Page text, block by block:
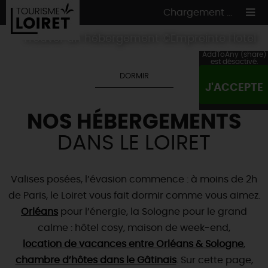
Chargement ...
VOS ENVIES
LES INCONTOURNABLESMADE IN LOIRET
HÉBERGEMENTS
HÉBERGEMENTS
RÉSERVERMAINTENANT
CULTURE
VILLES & VILLAGES
TOUTES LES VISITES
TOUS ÀL'EAU !
EN MODENATURE& AVENTURE
...ET AUSSI
Où manger
Maîtresrestaurateurs
marchés
Artistes et Artisans d'Art
Nosspécialités du terroir etproducteurs
Téléchargez le Guide de l'été 2026 🤽🌞
Avis de fraicheur ici pour éviter la chaleur 🥵
TOURISME &HANDICAP
DORMIR
NOS HÉBERGEMENTS
DANS LE LOIRET
Valises posées, l’évasion commence : à moins de 2h
de Paris, le Loiret vous fait dormir comme vous aimez.
Orléans pour l’énergie, la Sologne pour le grand
calme : hôtel cosy, maison de week-end,
location de vacances entre Orléans & Sologne,
chambre d’hôtes dans le Gâtinais. Sur cette page,
AddToAny (share)
est désactivé.
J'ACCEPTE